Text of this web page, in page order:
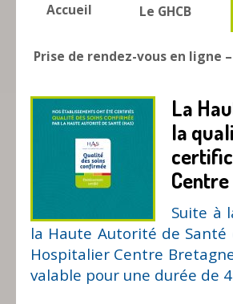
Accueil Le GHCB
Prise de rendez-vous en ligne
La
la
Suite à
la Haute Autorité de Santé
Hospitalier Centre
valable pour une durée de